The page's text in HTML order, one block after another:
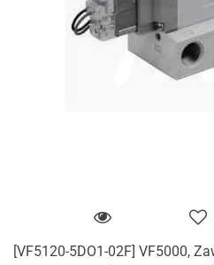
[VF5120-5DO1-02F] VF5000,